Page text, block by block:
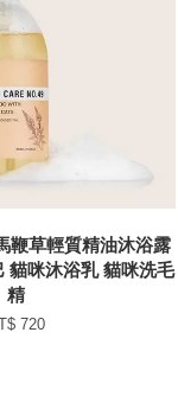
草輕質精油沐浴露
貓咪沐浴乳 貓咪洗毛
精
720